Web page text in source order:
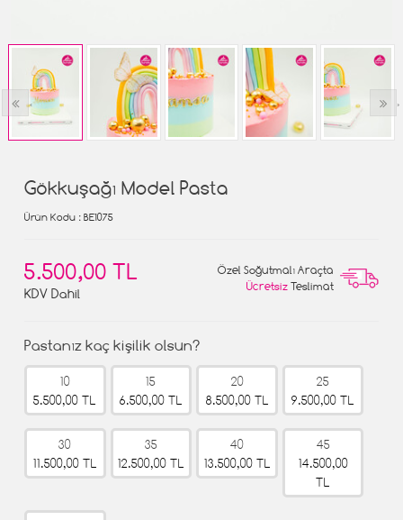
‹ ›
Gökkuşağı Model Pasta
Ürün Kodu : BE1075
5.500,00 TL
KDV Dahil
Özel Soğutmalı Araçta
Ücretsiz Teslimat
Pastanız kaç kişilik olsun?
10
5.500,00 TL
15
6.500,00 TL
20
8.500,00 TL
25
9.500,00 TL
30
11.500,00 TL
35
12.500,00 TL
40
13.500,00 TL
45
14.500,00
TL